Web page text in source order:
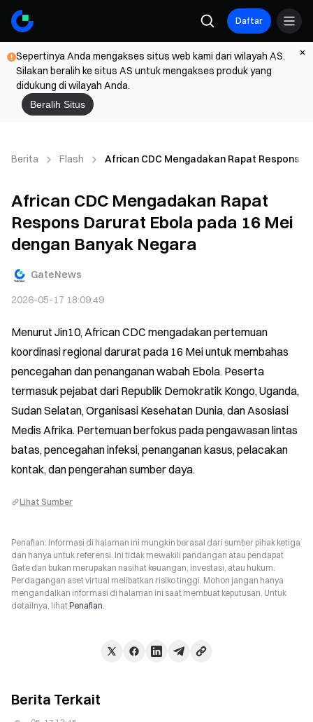
Daftar
Sepertinya Anda mengakses situs web kami dari wilayah AS.
Silakan beralih ke situs AS untuk mengakses produk yang
didukung di wilayah Anda.
Beralih Situs
Berita Flash African CDC Mengadakan Rapat Respons
African CDC Mengadakan Rapat
Respons Darurat Ebola pada 16 Mei
dengan Banyak Negara
GateNews
2026-05-17 18:09:49
Menurut Jin10, African CDC mengadakan pertemuan
koordinasi regional darurat pada 16 Mei untuk membahas
pencegahan dan penanganan wabah Ebola. Peserta
termasuk pejabat dari Republik Demokratik Kongo, Uganda,
Sudan Selatan, Organisasi Kesehatan Dunia, dan Asosiasi
Medis Afrika. Pertemuan berfokus pada pengawasan lintas
batas, pencegahan infeksi, penanganan kasus, pelacakan
kontak, dan pengerahan sumber daya.
Lihat Sumber
Penafian: Informasi di halaman ini mungkin berasal dari sumber pihak ketiga
dan hanya untuk referensi. Ini tidak mewakili pandangan atau pendapat
Gate dan bukan merupakan nasihat keuangan, investasi, atau hukum.
Perdagangan aset virtual melibatkan risiko tinggi. Mohon jangan hanya
mengandalkan informasi di halaman ini saat membuat keputusan. Untuk
detailnya, lihatPenafian.
Berita Terkait